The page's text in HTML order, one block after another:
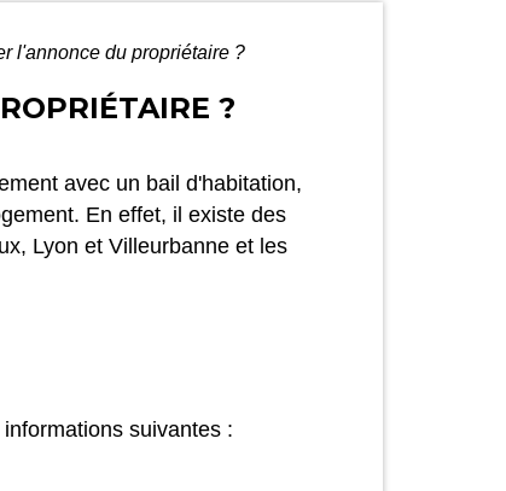
l'annonce du propriétaire ?
?
avec un bail d'habitation,
En effet, il existe des
Lyon et Villeurbanne et les
suivantes :